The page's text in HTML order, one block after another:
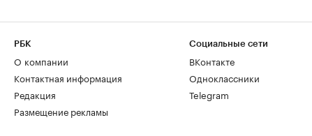
РБК
О компании
Контактная информация
Редакция
Размещение рекламы
Социальные сети
ВКонтакте
Одноклассники
Telegram